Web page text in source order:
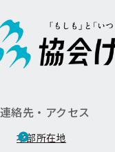
連絡先・アクセス
本部所在地